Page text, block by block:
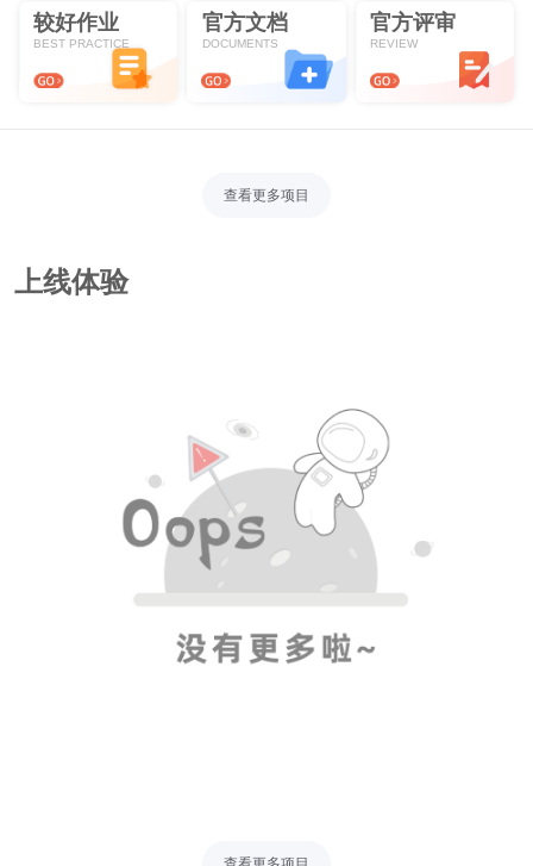
较好作业
BEST PRACTICE
官方文档
DOCUMENTS
官方评审
REVIEW
查看更多项目
上线体验